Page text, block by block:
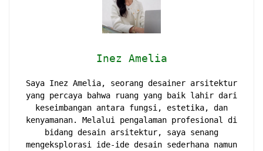
Inez Amelia
Saya Inez Amelia, seorang desainer arsitektur
yang percaya bahwa ruang yang baik lahir dari
keseimbangan antara fungsi, estetika, dan
kenyamanan. Melalui pengalaman profesional di
bidang desain arsitektur, saya senang
mengeksplorasi ide-ide desain sederhana namun